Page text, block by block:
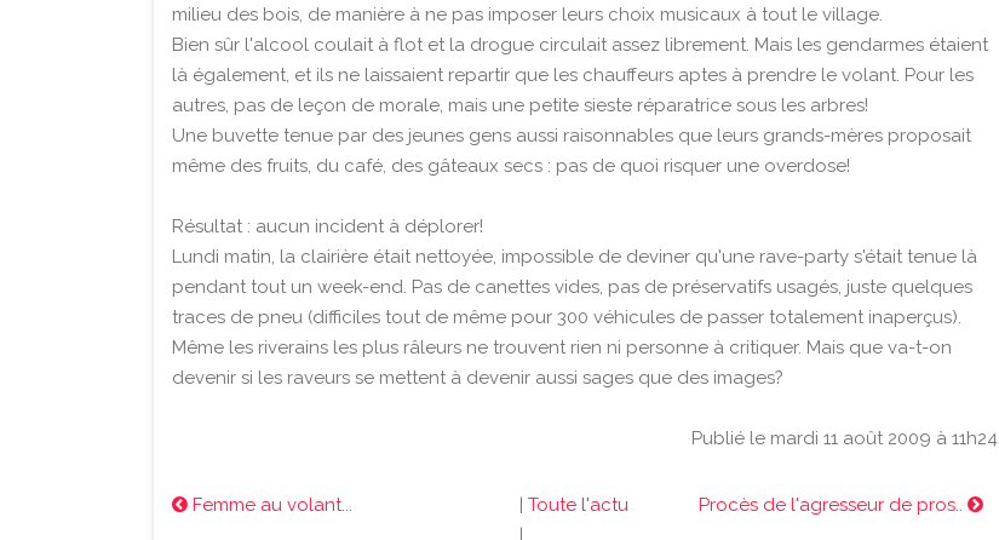
milieu des bois, de manière à ne pas imposer leurs choix musicaux à tout le village.
Bien sûr l'alcool coulait à flot et la drogue circulait assez librement. Mais les gendarmes étaient
là également, et ils ne laissaient repartir que les chauffeurs aptes à prendre le volant. Pour les
autres, pas de leçon de morale, mais une petite sieste réparatrice sous les arbres!
Une buvette tenue par des jeunes gens aussi raisonnables que leurs grands-mères proposait
même des fruits, du café, des gâteaux secs : pas de quoi risquer une overdose!
Résultat : aucun incident à déplorer!
Lundi matin, la clairière était nettoyée, impossible de deviner qu'une rave-party s'était tenue là
pendant tout un week-end. Pas de canettes vides, pas de préservatifs usagés, juste quelques
traces de pneu (difficiles tout de même pour 300 véhicules de passer totalement inaperçus).
Même les riverains les plus râleurs ne trouvent rien ni personne à critiquer. Mais que va-t-on
devenir si les raveurs se mettent à devenir aussi sages que des images?
Publié le mardi 11 août 2009 à 11h24
Femme au volant... | Toute l'actu
|
Procès de l'agresseur de pros..